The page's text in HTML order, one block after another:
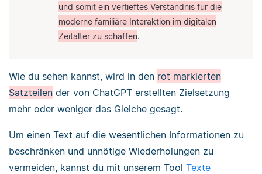
und somit ein vertieftes Verständnis für die
moderne familiäre Interaktion im digitalen
Zeitalter zu schaffen.
Wie du sehen kannst, wird in den rot markierten
Satzteilen der von ChatGPT erstellten Zielsetzung
mehr oder weniger das Gleiche gesagt.
Um einen Text auf die wesentlichen Informationen zu
beschränken und unnötige Wiederholungen zu
vermeiden, kannst du mit unserem Tool Texte